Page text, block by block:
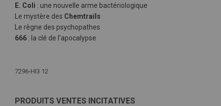
E. Coli : une nouvelle arme bactériologique
Le mystère des Chemtrails
Le règne des psychopathes
666 : la clé de l'apocalypse
d'infos
7296-HI3 12
PRODUITS VENTES INCITATIVES